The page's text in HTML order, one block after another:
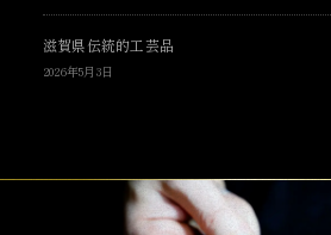
滋賀県伝統的工芸品
2026年5月3日